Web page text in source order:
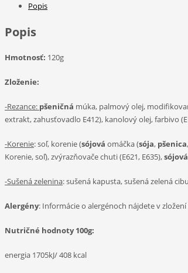
Popis
Popis
Hmotnosť: 120g
Zloženie:
-Rezance: pšeničná múka, palmový olej,
extrakt, zahusťovadlo E412), kanolový olej, farbivo
-Korenie: soľ, korenie (sójová omáčka (sója, pšenica
Korenie, soľ), zvýrazňovače chuti (E621, E635),sójová
-Sušená zelenina: sušená kapusta, sušená zelená
Alergény: Informácie o alergénoch nájdete v
Nutričné hodnoty 100g:
energia 1705kJ/ 408 kcal